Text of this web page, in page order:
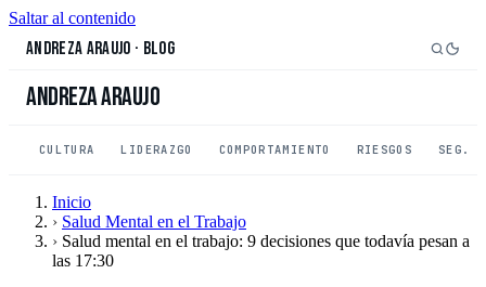
Saltar al contenido
Andreza Araujo · Blog
Andreza Araujo
CULTURA LIDERAZGO COMPORTAMIENTO RIESGOS SEG.
Inicio
› Salud Mental en el Trabajo
› Salud mental en el trabajo: 9 decisiones que todavía pesan a
las 17:30